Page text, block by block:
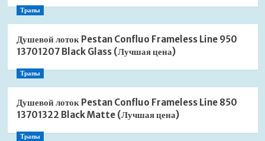
Трапы
Душевой лоток Pestan Confluo Frameless Line 950
13701207 Black Glass (Лучшая цена)
Трапы
Душевой лоток Pestan Confluo Frameless Line 850
13701322 Black Matte (Лучшая цена)
Трапы